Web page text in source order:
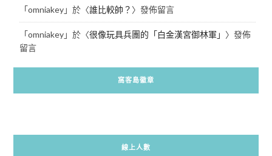
「omniakey」於〈誰比較帥？ 〉發佈留言
「omniakey」於〈很像玩具兵團的「白金漢宮御林軍」 〉發佈
留言
窩客島徽章
線上人數